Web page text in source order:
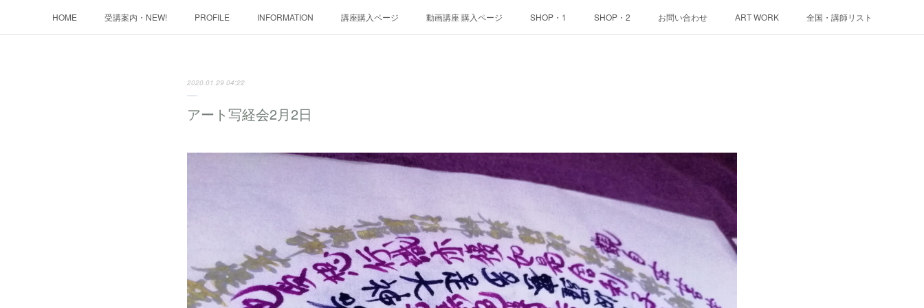
HOME 受講案内・NEW! PROFILE INFORMATION 講座購入ページ 動画講座 購入ページ SHOP・1 SHOP・2 お問い合わせ ART WORK 全国・講師リスト
2020.01.29 04:22
アート写経会2月2日